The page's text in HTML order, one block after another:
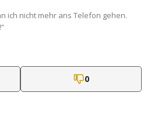
ich nicht mehr ans Telefon gehen.
0